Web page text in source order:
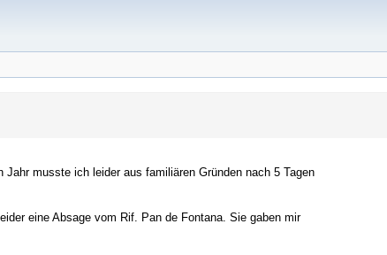
musste ich leider aus familiären Gründen nach 5 Tagen
eine Absage vom Rif. Pan de Fontana. Sie gaben mir